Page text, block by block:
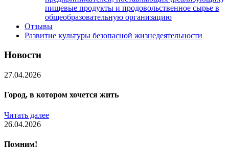
пищевые продукты и продовольственное сырье в
общеобразовательную организацию
Отзывы
Развитие культуры безопасной жизнедеятельности
Новости
27.04.2026
Город, в котором хочется жить
Читать далее
26.04.2026
Помним!